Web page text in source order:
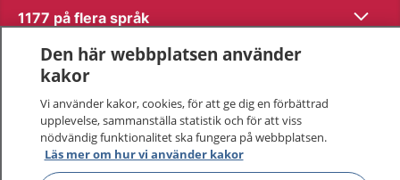
1177 på flera språk Visa
Om 1177
Kontakt
Den här webbplatsen använder
kakor
Vi använder kakor, cookies, för att ge dig en förbättrad
upplevelse, sammanställa statistik och för att viss
nödvändig funktionalitet ska fungera på webbplatsen.
Läs mer om hur vi använder kakor